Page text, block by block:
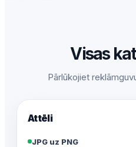
Visas
Pārlūkojiet
Attēli
JPG uz PNG